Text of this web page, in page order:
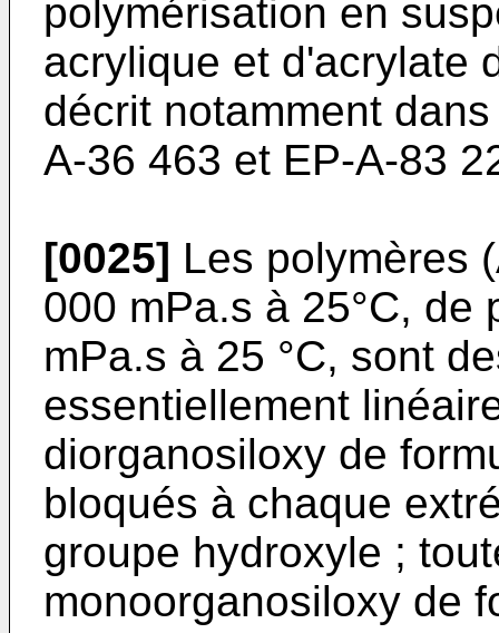
polymérisation en
acrylique et d'acrylate
décrit notamment
A-36 463 et EP-A-83
[0025] Les polymères
000 mPa.s à 25°C, de
mPa.s à 25 °C, sont
essentiellement
diorganosiloxy de
bloqués à chaque
groupe hydroxyle ;
monoorganosiloxy de